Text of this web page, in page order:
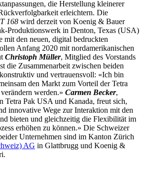
die Herstellung kleinerer
erleichtern. Die
168 wird derzeit von Koenig & Bauer
Produktionswerk in Denton, Texas (USA)
mit den neuen, digital bedruckten
Anfang 2020 mit nordamerikanischen
Christoph Müller, Mitglied des Vorstands
die Zusammenarbeit zwischen beiden
und vertrauensvoll: «Ich bin
den Markt zum Vorteil der Tetra
werden.» Carmen Becker,
Tetra Pak USA und Kanada, freut sich,
innovative Wege zur Interaktion mit den
bieten und gleichzeitig die Flexibilität im
erhöhen zu können.» Die Schweizer
Unternehmen sind im Kanton Zürich
AG in Glattbrugg und Koenig &